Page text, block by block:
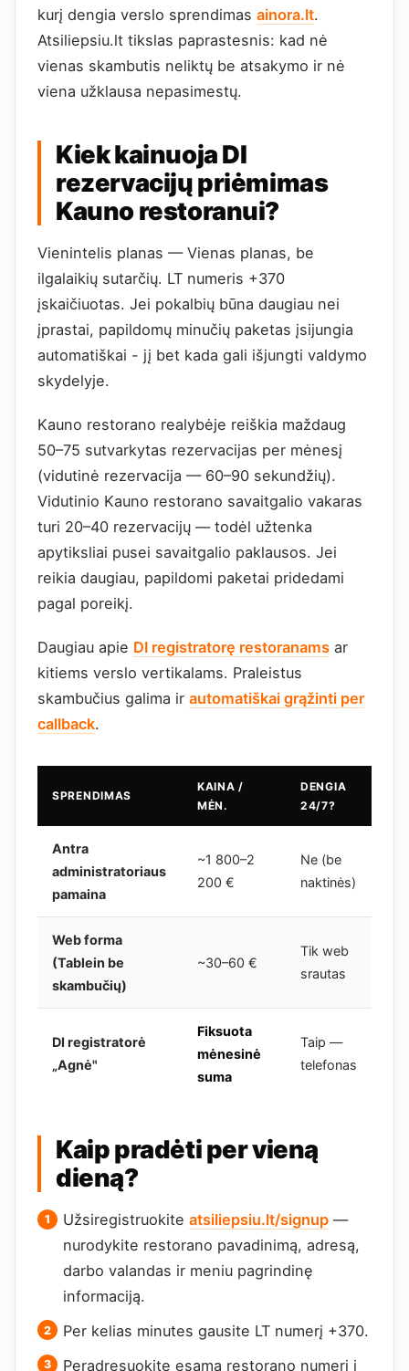
kurį dengia verslo sprendimas ainora.lt.
Atsiliepsiu.lt tikslas paprastesnis: kad nė
vienas skambutis neliktų be atsakymo ir nė
viena užklausa nepasimestų.
Kiek kainuoja DI
rezervacijų priėmimas
Kauno restoranui?
Vienintelis planas — Vienas planas, be
ilgalaikių sutarčių. LT numeris +370
įskaičiuotas. Jei pokalbių būna daugiau nei
įprastai, papildomų minučių paketas įsijungia
automatiškai - jį bet kada gali išjungti valdymo
skydelyje.
Kauno restorano realybėje reiškia maždaug
50–75 sutvarkytas rezervacijas per mėnesį
(vidutinė rezervacija — 60–90 sekundžių).
Vidutinio Kauno restorano savaitgalio vakaras
turi 20–40 rezervacijų — todėl užtenka
apytiksliai pusei savaitgalio paklausos. Jei
reikia daugiau, papildomi paketai pridedami
pagal poreikį.
Daugiau apie DI registratorę restoranams ar
kitiems verslo vertikalams. Praleistus
skambučius galima ir automatiškai grąžinti per
callback.
SPRENDIMAS
KAINA /
MĖN.
DENGIA
24/7?
Antra
administratoriaus
pamaina
~1 800–2
200 €
Ne (be
naktinės)
Web forma
(Tablein be
skambučių)
~30–60 €
Tik web
srautas
DI registratorė
„Agnė"
Fiksuota
mėnesinė
suma
Taip —
telefonas
Kaip pradėti per vieną
dieną?
Užsiregistruokite atsiliepsiu.lt/signup —
nurodykite restorano pavadinimą, adresą,
darbo valandas ir meniu pagrindinę
informaciją.
Per kelias minutes gausite LT numerį +370.
Peradresuokite esamą restorano numerį į